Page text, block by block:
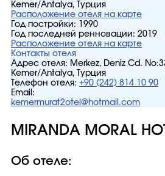
Kemer/Antalya, Турция
Расположение отеля на карте
Год постройки:
1990
Год последней ренновации: 2019
Расположение отеля на карте
Контакты отеля
Адрес отеля: Merkez, Deniz Cd.
Kemer/Antalya, Турция
Телефон отеля: +90 (242) 814 10 90
Email:
kemermurat2otel@hotmail.com
MIRANDA MORAL
Об отеле: